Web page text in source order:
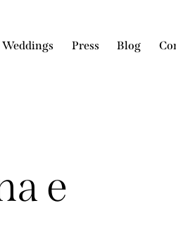
Weddings Press Blog
e